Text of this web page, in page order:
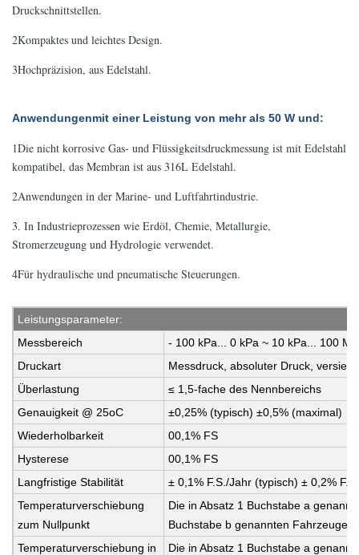
Druckschnittstellen.
2Kompaktes und leichtes Design.
3Hochpräzision, aus Edelstahl.
Anwendungenmit einer Leistung von mehr als 50 W und:
1Die nicht korrosive Gas- und Flüssigkeitsdruckmessung ist mit Edelstahl
kompatibel, das Membran ist aus 316L Edelstahl.
2Anwendungen in der Marine- und Luftfahrtindustrie.
3. In Industrieprozessen wie Erdöl, Chemie, Metallurgie,
Stromerzeugung und Hydrologie verwendet.
4Für hydraulische und pneumatische Steuerungen.
Leistungsparameter:
Messbereich
- 100 kPa... 0 kPa ~ 10 kPa... 100
Druckart
Messdruck, absoluter Druck,
Überlastung
≤ 1,5-fache des Nennbereichs
Genauigkeit @ 25oC
±0,25% (typisch) ±0,5% (maximal)
Wiederholbarkeit
00,1% FS
Hysterese
00,1% FS
Langfristige Stabilität
± 0,1% F.S./Jahr (typisch) ± 0,2%
Temperaturverschiebung
zum Nullpunkt
Die in Absatz 1 Buchstabe a
Buchstabe b genannten Fahrzeuge.
Temperaturverschiebung in
Die in Absatz 1 Buchstabe a